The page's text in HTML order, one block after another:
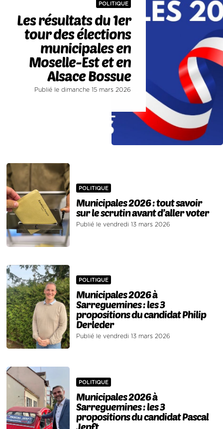
POLITIQUE
Les résultats du 1er
tour des élections
municipales en
Moselle-Est et en
Alsace Bossue
Publié le dimanche 15 mars 2026
POLITIQUE
Municipales 2026 : tout savoir
sur le scrutin avant d’aller voter
Publié le vendredi 13 mars 2026
POLITIQUE
Municipales 2026 à
Sarreguemines : les 3
propositions du candidat Philip
Derleder
Publié le vendredi 13 mars 2026
POLITIQUE
Municipales 2026 à
Sarreguemines : les 3
propositions du candidat Pascal
Jenft